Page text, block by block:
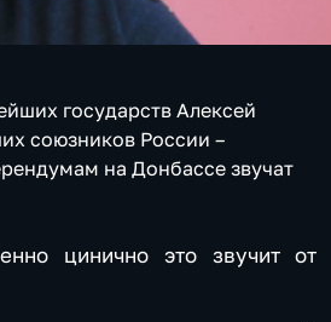
государств Алексей
союзников России –
на Донбассе звучат
цинично это звучит от